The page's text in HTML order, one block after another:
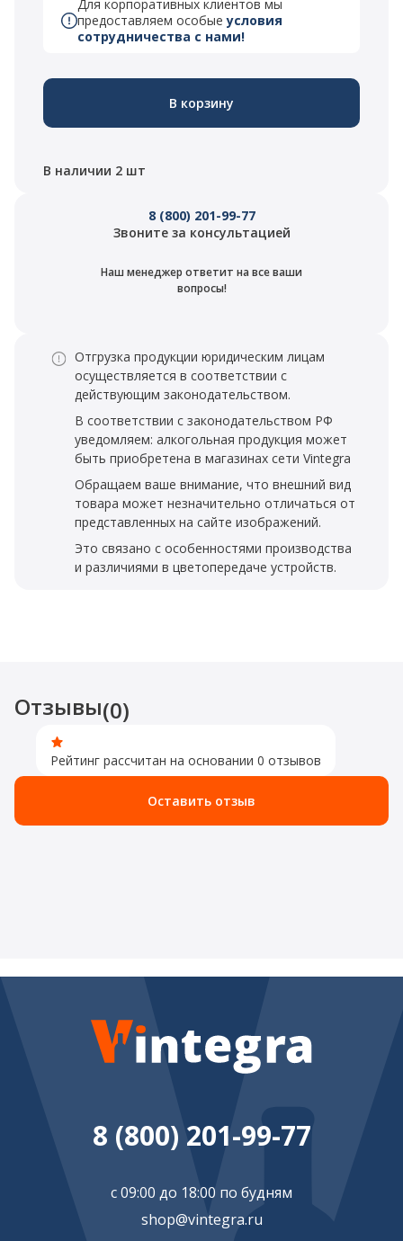
Для корпоративных клиентов мы
предоставляем особыеусловия
сотрудничества с нами!
В корзину
В наличии 2 шт
8 (800) 201-99-77
Звоните за консультацией
Наш менеджер ответит на все ваши
вопросы!
Отгрузка продукции юридическим лицам
осуществляется в соответствии с
действующим законодательством.
В соответствии с законодательством РФ
уведомляем: алкогольная продукция может
быть приобретена в магазинах сети Vintegra
Обращаем ваше внимание, что внешний вид
товара может незначительно отличаться от
представленных на сайте изображений.
Это связано с особенностями производства
и различиями в цветопередаче устройств.
Отзывы(0)
Рейтинг рассчитан на основании 0 отзывов
Оставить отзыв
8 (800) 201-99-77
с 09:00 до 18:00 по будням
shop@vintegra.ru